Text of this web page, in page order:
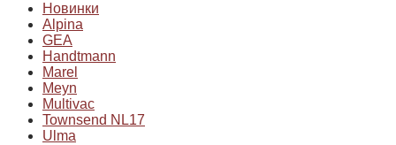
Новинки
Alpina
GEA
Handtmann
Marel
Meyn
Multivac
Townsend NL17
Ulma